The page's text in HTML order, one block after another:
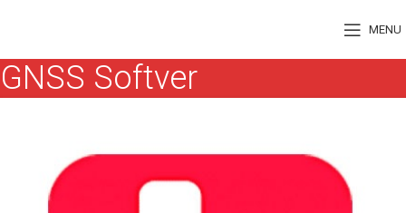
MENU
GNSS Softver